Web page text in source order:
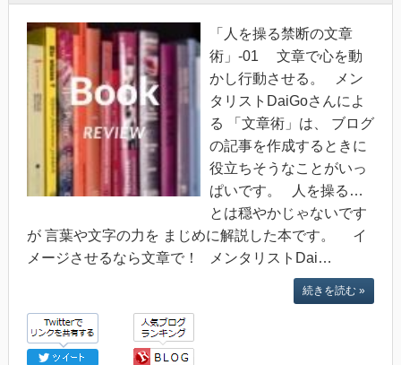
「人を操る禁断の文章
術」-01 文章で心を動
かし行動させる。 メン
タリストDaiGoさんによ
る 「文章術」は、 ブログ
の記事を作成するときに
役立ちそうなことがいっ
ぱいです。 人を操る…
とは穏やかじゃないです
が 言葉や文字の力を まじめに解説した本です。 イ
メージさせるなら文章で！ メンタリストDai…
続きを読む »